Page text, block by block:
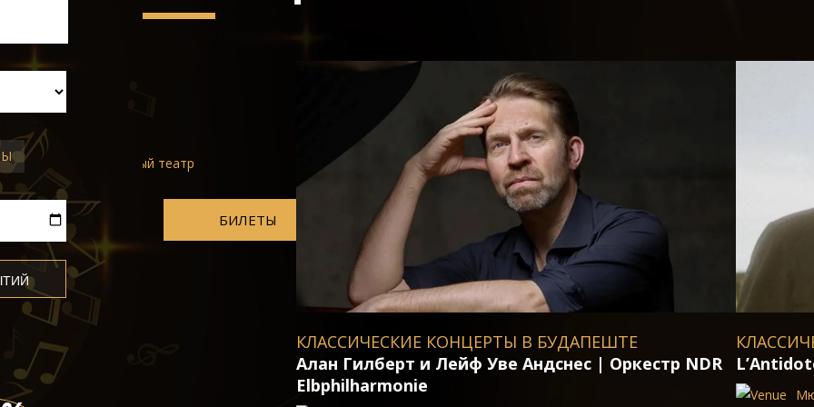
БИЛЕТЫ
КЛАССИЧЕСКИЕ КОНЦЕРТЫ В БУДАПЕШТЕ
Алан Гилберт и Лейф Уве Андснес | Оркестр NDR
КЛАССИЧЕСКИЕ КОНЦЕРТЫ
L’Antidote
Мюпа Будапешт